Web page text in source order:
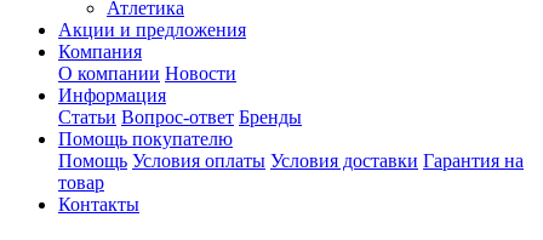
Атлетика
Акции и предложения
Компания
О компании Новости
Информация
Статьи Вопрос-ответ Бренды
Помощь покупателю
Помощь Условия оплаты Условия доставки Гарантия на
товар
Контакты